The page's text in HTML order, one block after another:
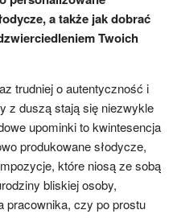
a także jak dobrać
Twoich
trudniej o autentyczność i
z duszą stają się niezwykle
upominki to kwintesencja
produkowane słodycze,
które niosą ze sobą
bliskiej osoby,
pracownika, czy po prostu